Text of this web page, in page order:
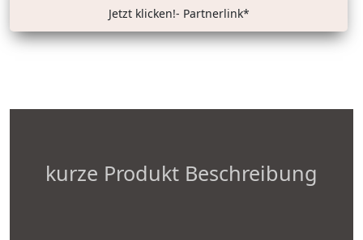
Jetzt klicken!- Partnerlink*
kurze Produkt Beschreibung